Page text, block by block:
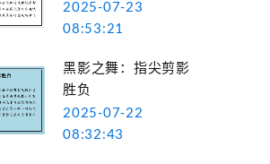
2025-07-23
08:53:21
黑影之舞：指尖剪影
胜负
2025-07-22
08:32:43